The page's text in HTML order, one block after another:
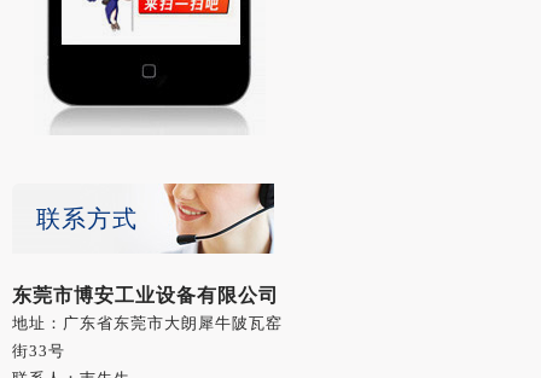
联系方式
东莞市博安工业设备有限公司
地址：广东省东莞市大朗犀牛陂瓦窑
街33号